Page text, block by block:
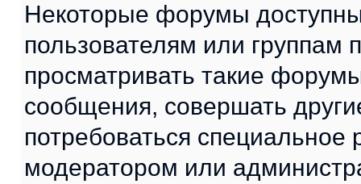
Некоторые форумы
пользователям или группам
просматривать такие
сообщения, совершать
потребоваться
модератором или